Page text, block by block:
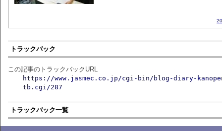
トラックバック
この記事のトラックバックURL
https://www.jasmec.co.jp/cgi-bin/blog-diary-
tb.cgi/287
トラックバック一覧